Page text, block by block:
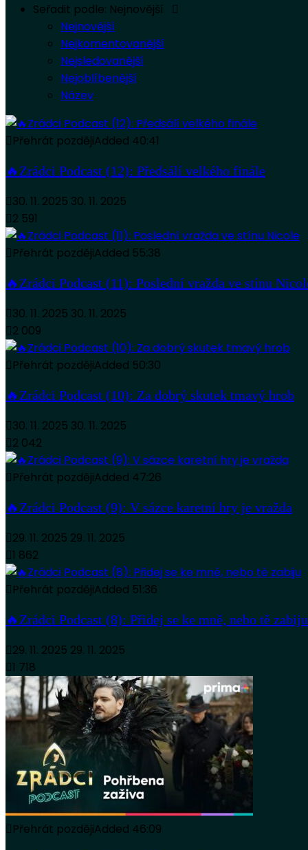
Seřadit podle: Nejnovější
Nejnovější
Nejkomentovanější
Nejsledovanější
Nejoblíbenější
Název
Přehrát pozdějiAdded 40:41
🔥Zrádci Podcast (12): Předsálí velkého finále
30. 11. 2025 30. 11. 2025
2 591
Přehrát pozdějiAdded 55:38
🔥Zrádci Podcast (11): Poslední vražda ve stínu
30. 11. 2025 30. 11. 2025
2 009
Přehrát pozdějiAdded 50:30
🔥Zrádci Podcast (10): Za dobrý skutek tmavý hrob
30. 11. 2025 30. 11. 2025
2 042
Přehrát pozdějiAdded 47:26
🔥Zrádci Podcast (9): V sázce karetní hry je vražda
29. 11. 2025 29. 11. 2025
1 862
Přehrát pozdějiAdded 51:36
🔥Zrádci Podcast (8): Přidej se ke mně, nebo tě zabiju
29. 11. 2025 29. 11. 2025
1 718
Přehrát pozdějiAdded 46:09